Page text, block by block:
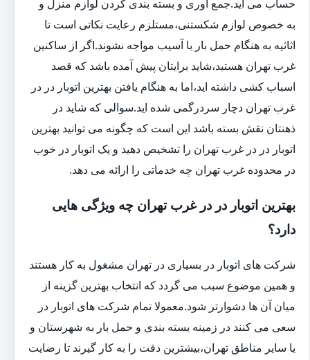
حساب می آید.جمع آوری و بسته بندی کردن لوازم منزل و
به خصوص لوازم شکستنی،مستلزم رعایت نکاتی است تا
اثاثیه به هنگام حمل بار با آسیب مواجه نشوند.اگر از ساکنین
غرب تهران هستید،شاید برایتان پیش آمده باشد که قصد
اسباب کشی داشته اید،اما به هنگام یافتن بهترین اتوبار در در
غرب تهران دچار سردرگمی شده اید.سوالی که شاید در
ذهنتان نقش بسته باشد این است که چگونه می توانید بهترین
اتوبار در در غرب تهران را تشخیص دهید و یک اتوبار در خوب
در محدوده غرب تهران چه خدماتی را ارائه می دهد.
بهترین اتوبار در در غرب تهران چه ویژگی هایی
دارد؟
شرکت های اتوبار در بسیاری در تهران مشغول به کار هستند
و همین موضوع سبب می گردد که انتخاب بهترین گزینه از
میان آن ها دشوارتر شود.معمولا تمام شرکت های اتوبار در
سعی می کنند در زمینه بسته بندی و حمل بار به شهرستان و
یا سایر مناطق تهران،بیشترین دقت را به کار گیرند تا رضایت